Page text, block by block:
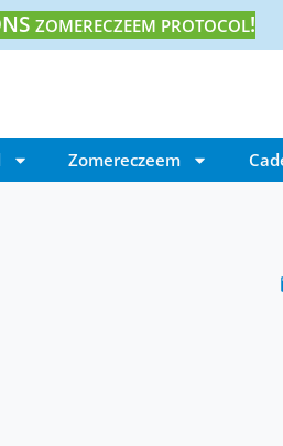
ZOMERECZEEM PROTOCOL!
Zomereczeem